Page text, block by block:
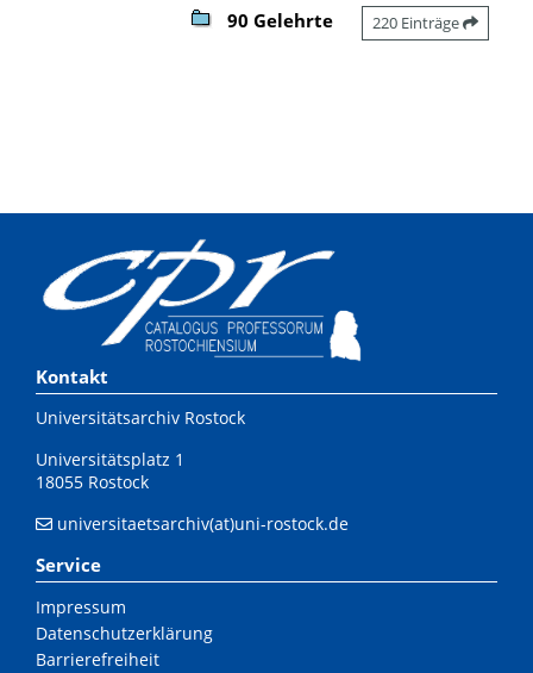
90 Gelehrte 220 Einträge
Kontakt
Universitätsarchiv Rostock
Universitätsplatz 1
18055 Rostock
universitaetsarchiv(at)uni-rostock.de
Service
Impressum
Datenschutzerklärung
Barrierefreiheit